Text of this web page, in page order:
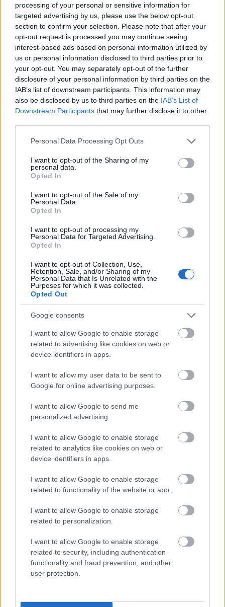
processing of your personal or sensitive information for
targeted advertising by us, please use the below opt-out
section to confirm your selection. Please note that after your
opt-out request is processed you may continue seeing
interest-based ads based on personal information utilized by
us or personal information disclosed to third parties prior to
your opt-out. You may separately opt-out of the further
disclosure of your personal information by third parties on the
IAB’s list of downstream participants. This information may
also be disclosed by us to third parties on the IAB’s List of
Downstream Participants that may further disclose it to other
Please note that this website/app uses one or more Google
not limited to your visit or usage behaviour. You may click to
grant or deny consent to Google and its third-party tags to
use your data for below specified purposes in below Google
consent section.
Personal Data Processing Opt Outs
I want to opt-out of the Sharing of my
personal data.
Opted In
I want to opt-out of the Sale of my
Personal Data.
Opted In
I want to opt-out of processing my
Personal Data for Targeted Advertising.
Opted In
I want to opt-out of Collection, Use,
Retention, Sale, and/or Sharing of my
Personal Data that Is Unrelated with the
Purposes for which it was collected.
Opted Out
Google consents
I want to allow Google to enable storage
related to advertising like cookies on web or
device identifiers in apps.
I want to allow my user data to be sent to
Google for online advertising purposes.
I want to allow Google to send me
personalized advertising.
I want to allow Google to enable storage
related to analytics like cookies on web or
device identifiers in apps.
I want to allow Google to enable storage
related to functionality of the website or app.
I want to allow Google to enable storage
related to personalization.
I want to allow Google to enable storage
related to security, including authentication
functionality and fraud prevention, and other
user protection.
Ενώ για τανέα παιδιάτης ομάδας ανέφερε πως
«Είχα μιλήσει στην αρχή της σεζόν και είχαμε πει
Και για τη χρησιμοποίηση του
σε... ρόλο
ζητάτε να τους συγκρίνω. Σαφώς θα μπορούσα να
τους χρησιμοποιήσω με τον ίδιο τρόπο. Ο Πονίτκα
μπορεί να μας δώσει κάποια πράγματα».
Διάβασε όλα τατελευταία νέα
και δες τιςαθλητικές μεταδόσεις
της ημέρας και της
εβδομάδας μέσα από το υπερπλήρες Πρόγραμμα TV του
Gazzetta. Ακολούθησέ μας και στοGoogle News
ΔΙΑΒΑΣΕ ΑΚΟΜΗ:
Παναθηναϊκός: Το καλοκαιρινό post του Γιαμπουσέλε με
τους νέους συμπαίκτες του
Φενέρμπαχτσε: Αντέγραψε τον ποδοσφαιρικό
Παναθηναϊκό με Spiderman και Λιβάι Γκαρσία!
EuroLeague: Θυμήθηκε το buzzer-beater του Χέιζ-
Ντέιβις μέσα στη Βαλένθια